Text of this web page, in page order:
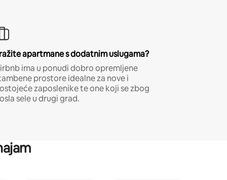
apartmane s dodatnim uslugama?
ima u ponudi dobro opremljene
prostore idealne za nove i
zaposlenike te one koji se zbog
sele u drugi grad.